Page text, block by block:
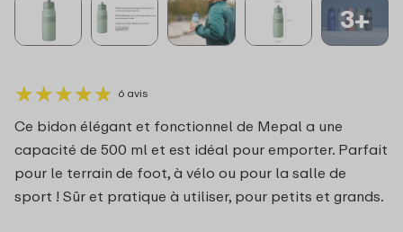
3+
★★★★★
★★★★★ 6 avis
Ce bidon élégant et fonctionnel de Mepal a une
capacité de 500 ml et est idéal pour emporter. Parfait
pour le terrain de foot, à vélo ou pour la salle de
sport ! Sûr et pratique à utiliser, pour petits et grands.